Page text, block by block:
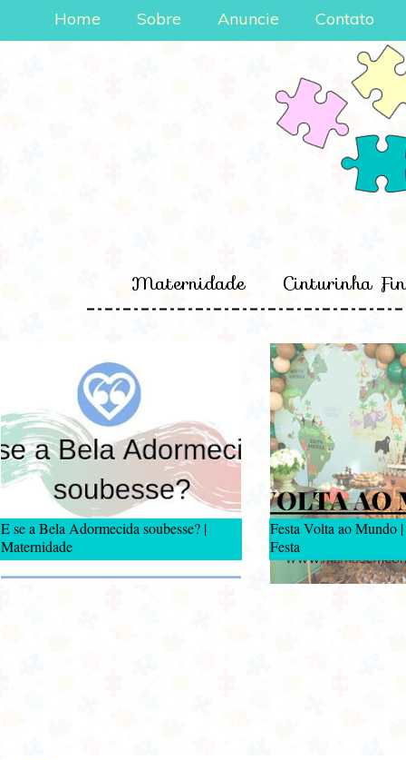
Maternidade Cinturinha
E se a Bela Adormecida soubesse? |
Maternidade
Festa Volta ao Mundo
Festa
Home Sobre Anuncie Contato